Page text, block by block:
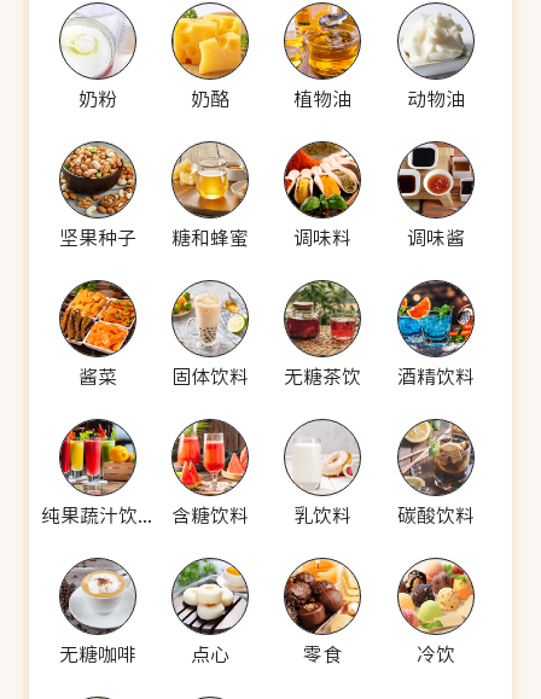
奶粉 奶酪 植物油 动物油
坚果种子 糖和蜂蜜 调味料 调味酱
酱菜 固体饮料 无糖茶饮 酒精饮料
纯果蔬汁饮料 含糖饮料 乳饮料 碳酸饮料
无糖咖啡 点心 零食 冷饮